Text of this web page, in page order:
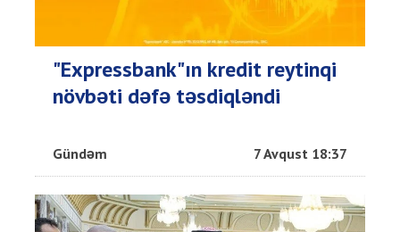
"Expressbank"ın kredit reytinqi
növbəti dəfə təsdiqləndi
Gündəm 7 Avqust 18:37